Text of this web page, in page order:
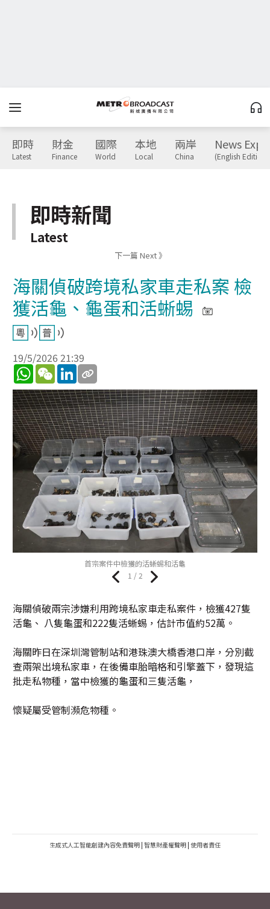
即時
Latest
財金
Finance
國際
World
本地
Local
兩岸
China
News
(English Edition)
即時新聞
Latest
下一篇 Next 》
海關偵破跨境私家車走私案 檢
獲活龜、龜蛋和活蜥蜴
19/5/2026 21:39
WhatsApp
WeChatLinkedIn
首宗案件中檢獲的活蜥蜴和活龜
1 / 2
海關偵破兩宗涉嫌利用跨境私家車走私案件，檢獲427隻
活龜、 八隻龜蛋和222隻活蜥蜴，估計市值約52萬。
海關昨日在深圳灣管制站和港珠澳大橋香港口岸，分別截
查兩架出境私家車，在後備車胎暗格和引擎蓋下，發現這
批走私物種，當中檢獲的龜蛋和三隻活龜，
懷疑屬受管制瀕危物種。
生成式人工智能創建內容免責聲明 | 智慧財產權聲明 | 使用者責任